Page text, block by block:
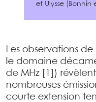
et Ulysse (Bonnin
Les observations
le domaine
de MHz [1])
nombreuses
courte extension